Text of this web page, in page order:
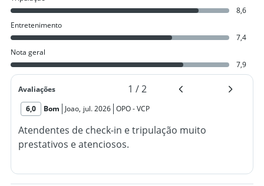
8,6
Entretenimento
7,4
Nota geral
7,9
Avaliações 1 /2
6,0 Bom Joao, jul. 2026 OPO-VCP
Atendentes de check-in e tripulação muito
prestativos e atenciosos.